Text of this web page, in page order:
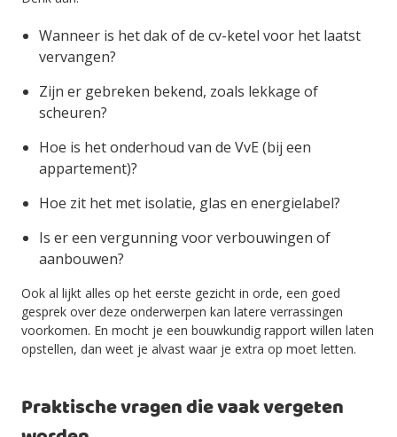
Wanneer is het dak of de cv-ketel voor het laatst
vervangen?
Zijn er gebreken bekend, zoals lekkage of
scheuren?
Hoe is het onderhoud van de VvE (bij een
appartement)?
Hoe zit het met isolatie, glas en energielabel?
Is er een vergunning voor verbouwingen of
aanbouwen?
Ook al lijkt alles op het eerste gezicht in orde, een goed
gesprek over deze onderwerpen kan latere verrassingen
voorkomen. En mocht je een bouwkundig rapport willen laten
opstellen, dan weet je alvast waar je extra op moet letten.
Praktische vragen die vaak vergeten